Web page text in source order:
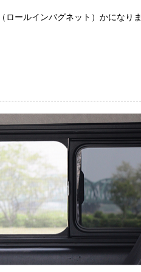
ールインバグネット）かになりま